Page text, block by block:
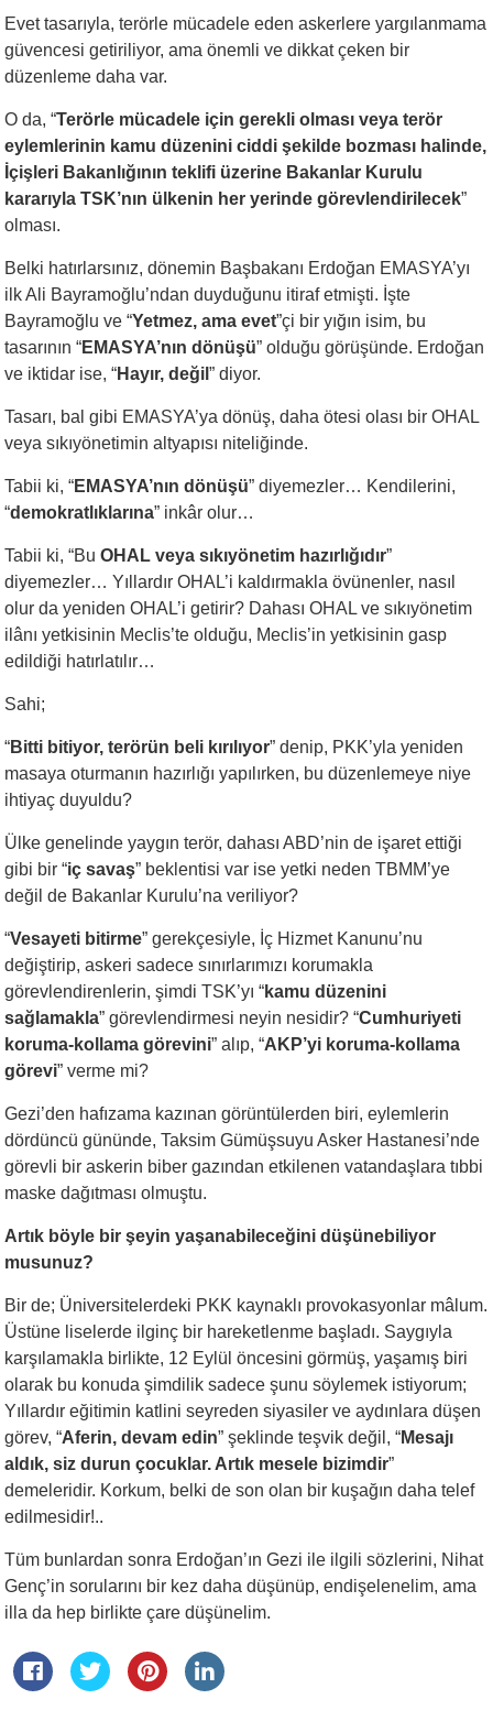
Evet tasarıyla, terörle mücadele eden askerlere yargılanmama
güvencesi getiriliyor, ama önemli ve dikkat çeken bir
düzenleme daha var.
O da, “Terörle mücadele için gerekli olması veya terör
eylemlerinin kamu düzenini ciddi şekilde bozması halinde,
İçişleri Bakanlığının teklifi üzerine Bakanlar Kurulu
kararıyla TSK’nın ülkenin her yerinde görevlendirilecek”
olması.
Belki hatırlarsınız, dönemin Başbakanı Erdoğan EMASYA’yı
ilk Ali Bayramoğlu’ndan duyduğunu itiraf etmişti. İşte
Bayramoğlu ve “Yetmez, ama evet”çi bir yığın isim, bu
tasarının “EMASYA’nın dönüşü” olduğu görüşünde. Erdoğan
ve iktidar ise, “Hayır, değil” diyor.
Tasarı, bal gibi EMASYA’ya dönüş, daha ötesi olası bir OHAL
veya sıkıyönetimin altyapısı niteliğinde.
Tabii ki, “EMASYA’nın dönüşü” diyemezler… Kendilerini,
“demokratlıklarına” inkâr olur…
Tabii ki, “BuOHAL veya sıkıyönetim hazırlığıdır”
diyemezler… Yıllardır OHAL’i kaldırmakla övünenler, nasıl
olur da yeniden OHAL’i getirir? Dahası OHAL ve sıkıyönetim
ilânı yetkisinin Meclis’te olduğu, Meclis’in yetkisinin gasp
edildiği hatırlatılır…
Sahi;
“Bitti bitiyor, terörün beli kırılıyor” denip, PKK’yla yeniden
masaya oturmanın hazırlığı yapılırken, bu düzenlemeye niye
ihtiyaç duyuldu?
Ülke genelinde yaygın terör, dahası ABD’nin de işaret ettiği
gibi bir “iç savaş” beklentisi var ise yetki neden TBMM’ye
değil de Bakanlar Kurulu’na veriliyor?
“Vesayeti bitirme” gerekçesiyle, İç Hizmet Kanunu’nu
değiştirip, askeri sadece sınırlarımızı korumakla
görevlendirenlerin, şimdi TSK’yı “kamu düzenini
sağlamakla” görevlendirmesi neyin nesidir? “Cumhuriyeti
koruma-kollama görevini” alıp, “AKP’yi koruma-kollama
görevi” verme mi?
Gezi’den hafızama kazınan görüntülerden biri, eylemlerin
dördüncü gününde, Taksim Gümüşsuyu Asker Hastanesi’nde
görevli bir askerin biber gazından etkilenen vatandaşlara tıbbi
maske dağıtması olmuştu.
Artık böyle bir şeyin yaşanabileceğini düşünebiliyor
musunuz?
Bir de; Üniversitelerdeki PKK kaynaklı provokasyonlar mâlum.
Üstüne liselerde ilginç bir hareketlenme başladı. Saygıyla
karşılamakla birlikte, 12 Eylül öncesini görmüş, yaşamış biri
olarak bu konuda şimdilik sadece şunu söylemek istiyorum;
Yıllardır eğitimin katlini seyreden siyasiler ve aydınlara düşen
görev, “Aferin, devam edin” şeklinde teşvik değil, “Mesajı
aldık, siz durun çocuklar. Artık mesele bizimdir”
demeleridir. Korkum, belki de son olan bir kuşağın daha telef
edilmesidir!..
Tüm bunlardan sonra Erdoğan’ın Gezi ile ilgili sözlerini, Nihat
Genç’in sorularını bir kez daha düşünüp, endişelenelim, ama
illa da hep birlikte çare düşünelim.